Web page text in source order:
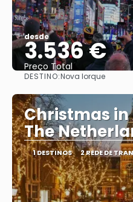
desde
3.536 €
Preço Total
DESTINO:Nova Iorque
Christmas
The
1 DESTINOS 2 REDE DE